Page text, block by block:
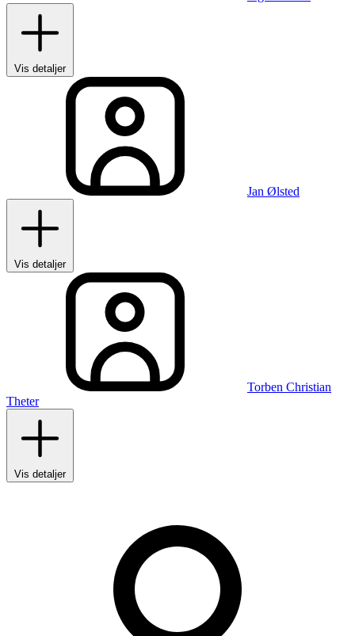
Vis detaljer
Jan Ølsted
Vis detaljer
Torben Christian
Theter
Vis detaljer